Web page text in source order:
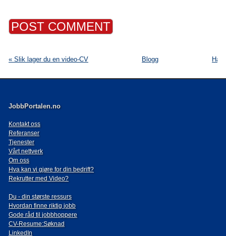
« Slik lager du en video-CV Blogg Har
JobbPortalen.no
Kontakt oss
Referanser
Tjenester
Vårt nettverk
Om oss
Hva kan vi gjøre for din bedrift?
Rekrutter med Video?
Du - din største ressurs
Hvordan finne riktig jobb
Gode råd til jobbhoppere
CV-Resume:Søknad
LinkedIn